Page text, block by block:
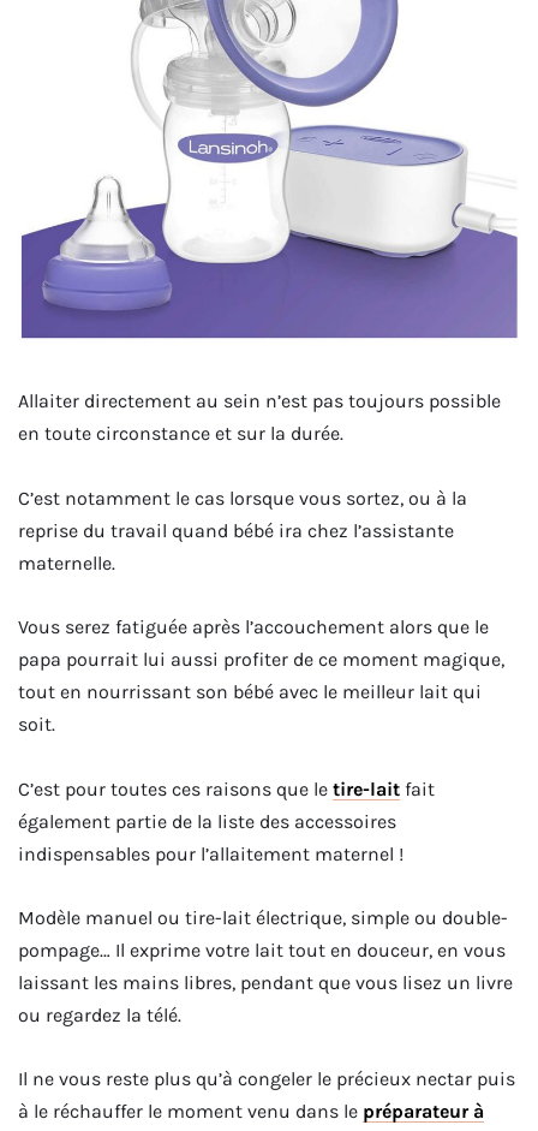
Allaiter directement au sein n’est pas toujours possible
en toute circonstance et sur la durée.
C’est notamment le cas lorsque vous sortez, ou à la
reprise du travail quand bébé ira chez l’assistante
maternelle.
Vous serez fatiguée après l’accouchement alors que le
papa pourrait lui aussi profiter de ce moment magique,
tout en nourrissant son bébé avec le meilleur lait qui
soit.
C’est pour toutes ces raisons que le tire-lait fait
également partie de la liste des accessoires
indispensables pour l’allaitement maternel !
Modèle manuel ou tire-lait électrique, simple ou double-
pompage… Il exprime votre lait tout en douceur, en vous
laissant les mains libres, pendant que vous lisez un livre
ou regardez la télé.
Il ne vous reste plus qu’à congeler le précieux nectar puis
à le réchauffer le moment venu dans le préparateur à